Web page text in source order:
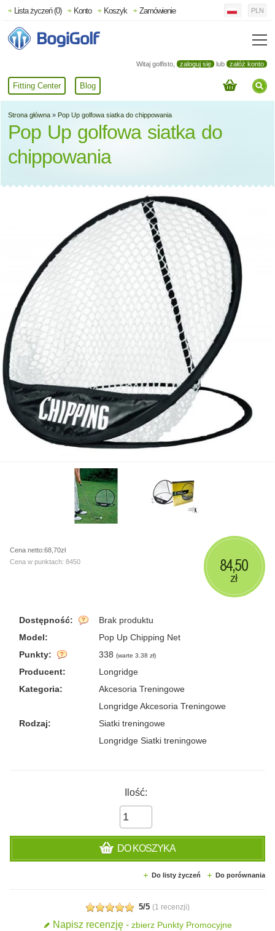
Witaj golfisto, zaloguj się lub załóż konto
Fitting Center Blog
Lista życzeń (0) Konto Koszyk Zamówienie PLN
Strona główna » Pop Up golfowa siatka do chippowania
Pop Up golfowa siatka do
chippowania
Dostępność:
Brak produktu
Model:
Pop Up Chipping Net
Punkty:
338 (warte 3.38 zł)
Producent:
Longridge
Kategoria:
Akcesoria Treningowe
Longridge Akcesoria Treningowe
Rodzaj:
Siatki treningowe
Longridge Siatki treningowe
Cena netto:68,70zł
Cena w punktach: 8450
84,50
zł
Ilość:
DO KOSZYKA
Do listy życzeń Do porównania
5/5 (1 recenzji)
Napisz recenzję - zbierz Punkty Promocyjne